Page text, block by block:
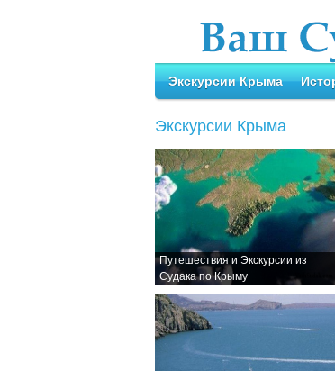
Экскурсии Крыма
Экскурсии Крыма
Путешествия и Экскурсии из
Судака по Крыму